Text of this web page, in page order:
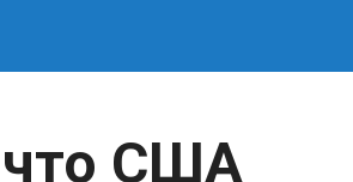
что США